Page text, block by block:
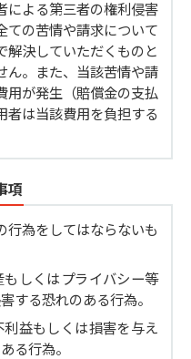
による第三者の権利侵害
ての苦情や請求について
解決していただくものと
ん。また、当該苦情や請
用が発生（賠償金の支払
者は当該費用を負担する
項
行為をしてはならないも
しくはプライバシー等
する恐れのある行為。
益もしくは損害を与え
る行為。